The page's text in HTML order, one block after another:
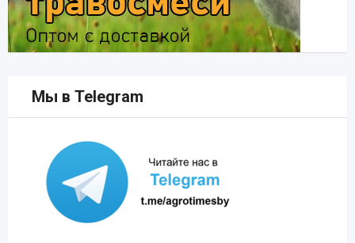
Мы в Telegram